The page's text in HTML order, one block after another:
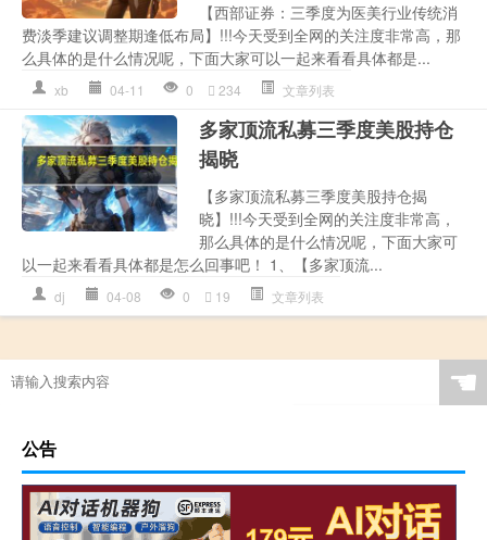
【西部证券：三季度为医美行业传统消
费淡季建议调整期逢低布局】!!!今天受到全网的关注度非常高，那
么具体的是什么情况呢，下面大家可以一起来看看具体都是...
xb 04-11 0 234 文章列表
多家顶流私募三季度美股持仓
揭晓
【多家顶流私募三季度美股持仓揭
晓】!!!今天受到全网的关注度非常高，
那么具体的是什么情况呢，下面大家可
以一起来看看具体都是怎么回事吧！ 1、【多家顶流...
dj 04-08 0 19 文章列表
☚
公告